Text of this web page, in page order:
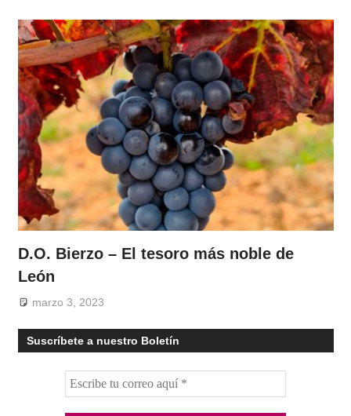
D.O. Bierzo – El tesoro más noble de
León
marzo 3, 2023
Suscríbete a nuestro Boletín